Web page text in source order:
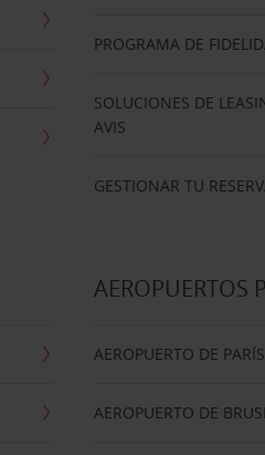
PROGRAMA DE
SOLUCIONES DE
AVIS
GESTIONAR TU
AEROPUERTOS
AEROPUERTO DE
AEROPUERTO DE